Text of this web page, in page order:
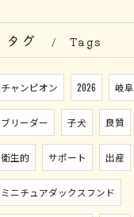
タグ Tags
チャンピオン 2026 岐阜
ブリーダー 子犬 良質
衛生的 サポート 出産
ミニチュアダックスフンド